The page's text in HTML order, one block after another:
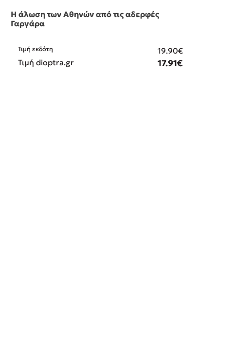
Η άλωση των Αθηνών από τις αδερφές
Γαργάρα
Τιμή εκδότη
19.90€
Τιμή dioptra.gr
17.91€